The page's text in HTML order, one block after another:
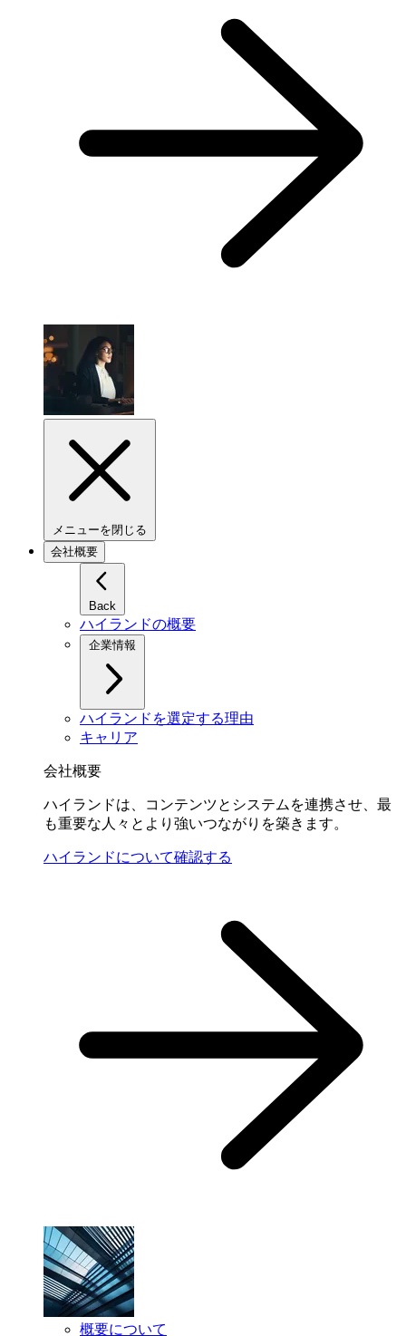
メニューを閉じる
会社概要
Back
ハイランドの概要
企業情報
ハイランドを選定する理由
キャリア
会社概要
ハイランドは、コンテンツとシステムを連携させ、最
も重要な人々とより強いつながりを築きます。
ハイランドについて確認する
概要について